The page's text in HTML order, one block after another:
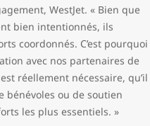
WestJet. « Bien que
bien intentionnés, ils
coordonnés. C’est pourquoi
avec nos partenaires de
réellement nécessaire, qu’il
bénévoles ou de soutien
les plus essentiels. »